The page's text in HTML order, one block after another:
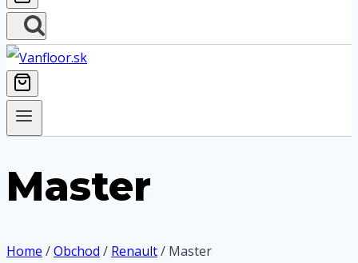
Master
Home /Obchod / Renault/ Master